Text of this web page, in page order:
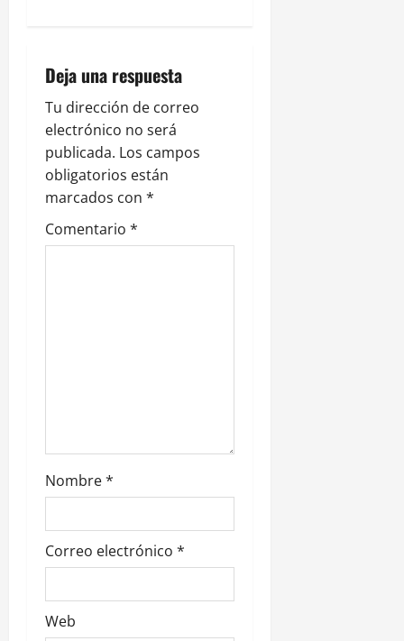
ó
n
d
e
e
a
s
Deja una respuesta
Tu dirección de correo
electrónico no será
publicada. Los campos
obligatorios están
marcados con *
Comentario *
Nombre*
Correo electrónico *
Web